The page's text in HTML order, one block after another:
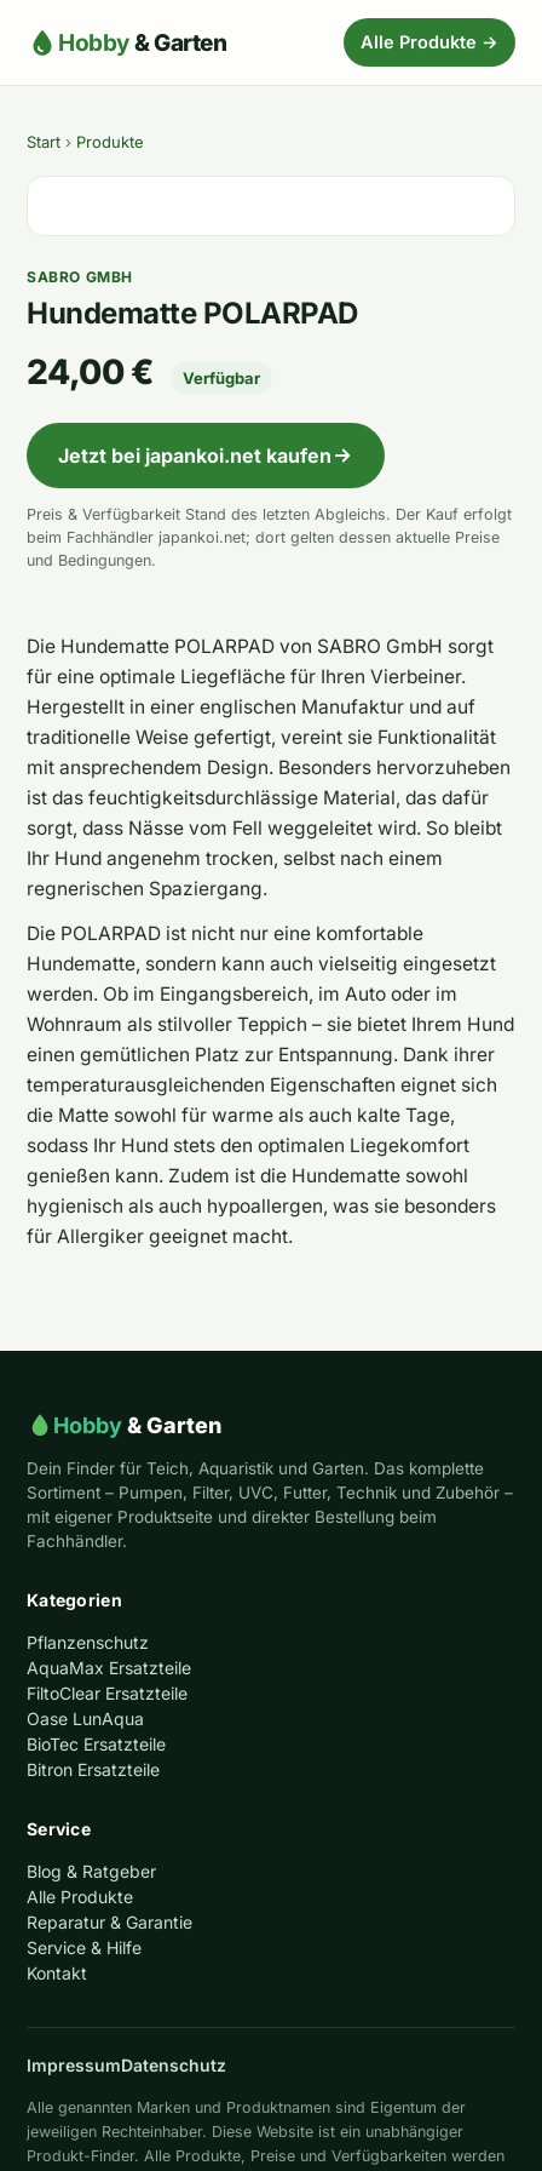
Hobby& Garten Alle Produkte →
Start › Produkte
SABRO GMBH
Hundematte POLARPAD
24,00 € Verfügbar
Jetzt bei japankoi.net kaufen
Preis & Verfügbarkeit Stand des letzten Abgleichs. Der Kauf erfolgt
beim Fachhändler japankoi.net; dort gelten dessen aktuelle Preise
und Bedingungen.
Die Hundematte POLARPAD von SABRO GmbH sorgt
für eine optimale Liegefläche für Ihren Vierbeiner.
Hergestellt in einer englischen Manufaktur und auf
traditionelle Weise gefertigt, vereint sie Funktionalität
mit ansprechendem Design. Besonders hervorzuheben
ist das feuchtigkeitsdurchlässige Material, das dafür
sorgt, dass Nässe vom Fell weggeleitet wird. So bleibt
Ihr Hund angenehm trocken, selbst nach einem
regnerischen Spaziergang.
Die POLARPAD ist nicht nur eine komfortable
Hundematte, sondern kann auch vielseitig eingesetzt
werden. Ob im Eingangsbereich, im Auto oder im
Wohnraum als stilvoller Teppich – sie bietet Ihrem Hund
einen gemütlichen Platz zur Entspannung. Dank ihrer
temperaturausgleichenden Eigenschaften eignet sich
die Matte sowohl für warme als auch kalte Tage,
sodass Ihr Hund stets den optimalen Liegekomfort
genießen kann. Zudem ist die Hundematte sowohl
hygienisch als auch hypoallergen, was sie besonders
für Allergiker geeignet macht.
Hobby& Garten
Dein Finder für Teich, Aquaristik und Garten. Das komplette
Sortiment – Pumpen, Filter, UVC, Futter, Technik und Zubehör –
mit eigener Produktseite und direkter Bestellung beim
Fachhändler.
Kategorien
Pflanzenschutz
AquaMax Ersatzteile
FiltoClear Ersatzteile
Oase LunAqua
BioTec Ersatzteile
Bitron Ersatzteile
Service
Blog & Ratgeber
Alle Produkte
Reparatur & Garantie
Service & Hilfe
Kontakt
ImpressumDatenschutz
Alle genannten Marken und Produktnamen sind Eigentum der
jeweiligen Rechteinhaber. Diese Website ist ein unabhängiger
Produkt-Finder. Alle Produkte, Preise und Verfügbarkeiten werden